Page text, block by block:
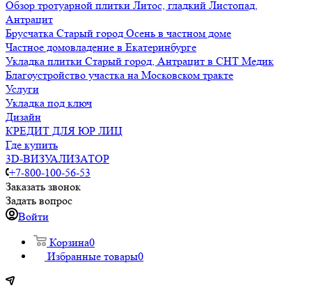
Обзор тротуарной плитки Литос, гладкий Листопад,
Антрацит
Брусчатка Старый город Осень в частном доме
Частное домовладение в Екатеринбурге
Укладка плитки Старый город, Антрацит в СНТ Медик
Благоустройство участка на Московском тракте
Услуги
Укладка под ключ
Дизайн
КРЕДИТ ДЛЯ ЮР ЛИЦ
Где купить
3D-ВИЗУАЛИЗАТОР
+7-800-100-56-53
Заказать звонок
Задать вопрос
Войти
Корзина0
Избранные товары0